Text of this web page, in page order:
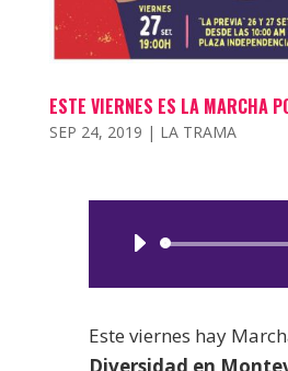
ESTE VIERNES ES LA MARCHA
SEP 24, 2019 | LA TRAMA
Este viernes hay